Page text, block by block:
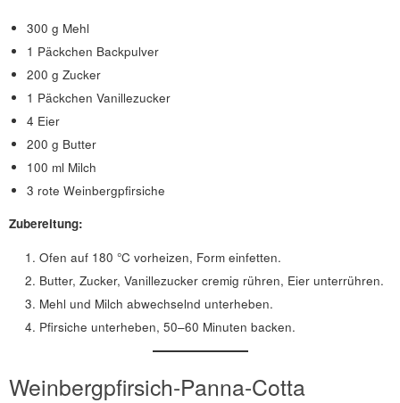
300 g Mehl
1 Päckchen Backpulver
200 g Zucker
1 Päckchen Vanillezucker
4 Eier
200 g Butter
100 ml Milch
3 rote Weinbergpfirsiche
Zubereitung:
Ofen auf 180 °C vorheizen, Form einfetten.
Butter, Zucker, Vanillezucker cremig rühren, Eier unterrühren.
Mehl und Milch abwechselnd unterheben.
Pfirsiche unterheben, 50–60 Minuten backen.
Weinbergpfirsich-Panna-Cotta